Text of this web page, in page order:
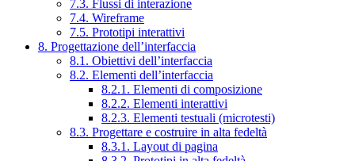
7.3. Flussi di interazione
7.4. Wireframe
7.5. Prototipi interattivi
8. Progettazione dell’interfaccia
8.1. Obiettivi dell’interfaccia
8.2. Elementi dell’interfaccia
8.2.1. Elementi di composizione
8.2.2. Elementi interattivi
8.2.3. Elementi testuali (microtesti)
8.3. Progettare e costruire in alta fedeltà
8.3.1. Layout di pagina